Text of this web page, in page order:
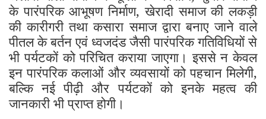
के पारंपरिक आभूषण निर्माण, खेरादी समाज की लकड़ी
की कारीगरी तथा कसारा समाज द्वारा बनाए जाने वाले
पीतल के बर्तन एवं ध्वजदंड जैसी पारंपरिक गतिविधियों से
भी पर्यटकों को परिचित कराया जाएगा। इससे न केवल
इन पारंपरिक कलाओं और व्यवसायों को पहचान मिलेगी,
बल्कि नई पीढ़ी और पर्यटकों को इनके महत्व की
जानकारी भी प्राप्त होगी।